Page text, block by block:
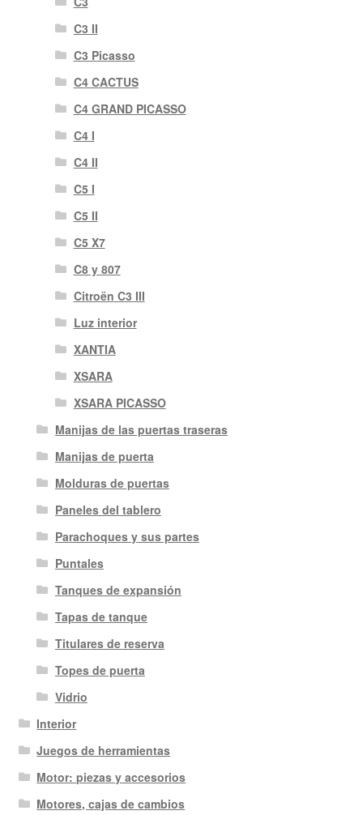
C3 II
C3 Picasso
C4 CACTUS
C4 GRAND PICASSO
C4 I
C4 II
C5 I
C5 II
C5 X7
C8 y 807
Citroën C3 III
Luz interior
XANTIA
XSARA
XSARA PICASSO
Manijas de las puertas traseras
Manijas de puerta
Molduras de puertas
Paneles del tablero
Parachoques y sus partes
Puntales
Tanques de expansión
Tapas de tanque
Titulares de reserva
Topes de puerta
Vidrio
Interior
Juegos de herramientas
Motor: piezas y accesorios
Motores, cajas de cambios